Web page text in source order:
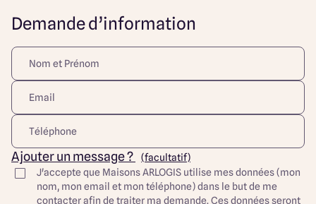
accueillir une famille.
espace de vie agréable et convivial pour partager des
moments en famille ou entre amis.
C'est une opportunité à saisir pour les primo-accédants
qui souhaitent démarrer dans la vie tout en bénéficiant
d'un cadre de vie pratique et fonctionnel.
Découvrez toutes nos offres et réalisations ARLOGIS sur
notre site Internet. Visuel d'illustration. Le modèle est
totalement adaptable à vos envies et besoins et
personnalisable grâce à de nombreuses options de
Demande d’information
Ajouter un message ?
(facultatif)
J'accepte que Maisons ARLOGIS utilise mes données (mon
nom, mon email et mon téléphone) dans le but de me
contacter afin de traiter ma demande. Ces données seront